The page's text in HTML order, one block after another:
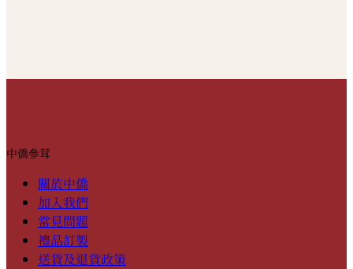
中僑參茸
關於中僑
加入我們
常見問題
禮品訂製
送貨及退貨政策